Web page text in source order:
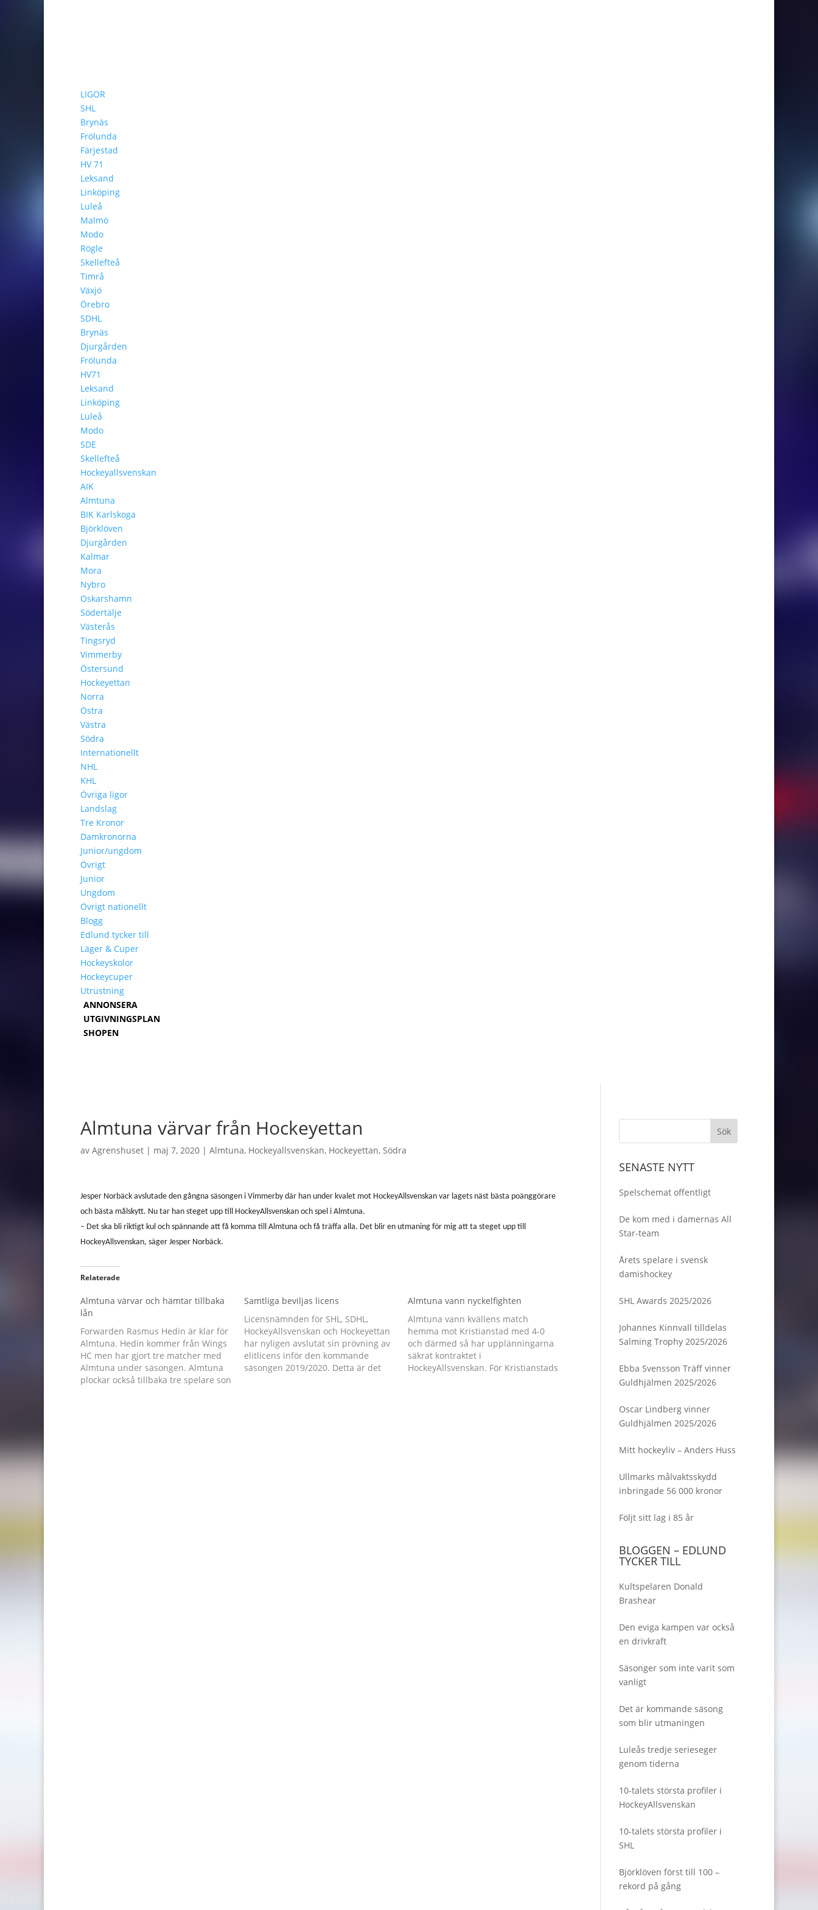
LIGOR
SHL
Brynäs
Frölunda
Färjestad
HV 71
Leksand
Linköping
Luleå
Malmö
Modo
Rögle
Skellefteå
Timrå
Växjö
Örebro
SDHL
Brynäs
Djurgården
Frölunda
HV71
Leksand
Linköping
Luleå
Modo
SDE
Skellefteå
Hockeyallsvenskan
AIK
Almtuna
BIK Karlskoga
Björklöven
Djurgården
Kalmar
Mora
Nybro
Oskarshamn
Södertälje
Västerås
Tingsryd
Vimmerby
Östersund
Hockeyettan
Norra
Östra
Västra
Södra
Internationellt
NHL
KHL
Övriga ligor
Landslag
Tre Kronor
Damkronorna
Junior/ungdom
Övrigt
Junior
Ungdom
Övrigt nationellt
Blogg
Edlund tycker till
Läger & Cuper
Hockeyskolor
Hockeycuper
Utrustning
ANNONSERA
UTGIVNINGSPLAN
SHOPEN
Almtuna värvar från Hockeyettan
av Agrenshuset | maj 7, 2020 | Almtuna, Hockeyallsvenskan, Hockeyettan, Södra
Jesper Norbäck avslutade den gångna säsongen i Vimmerby där han under kvalet mot HockeyAllsvenskan var lagets näst bästa poänggörare
och bästa målskytt. Nu tar han steget upp till HockeyAllsvenskan och spel i Almtuna.
– Det ska bli riktigt kul och spännande att få komma till Almtuna och få träffa alla. Det blir en utmaning för mig att ta steget upp till
HockeyAllsvenskan, säger Jesper Norbäck.
Relaterade
Almtuna värvar och hämtar tillbaka
lån
Forwarden Rasmus Hedin är klar för
Almtuna. Hedin kommer från Wings
HC men har gjort tre matcher med
Almtuna under säsongen. Almtuna
plockar också tillbaka tre spelare son
Samtliga beviljas licens
Licensnämnden för SHL, SDHL,
HockeyAllsvenskan och Hockeyettan
har nyligen avslutat sin prövning av
elitlicens inför den kommande
säsongen 2019/2020. Detta är det
Almtuna vann nyckelfighten
Almtuna vann kvällens match
hemma mot Kristianstad med 4-0
och därmed så har upplänningarna
säkrat kontraktet i
HockeyAllsvenskan. För Kristianstads
SENASTE NYTT
Spelschemat offentligt
De kom med i damernas All
Star-team
Årets spelare i svensk
damishockey
SHL Awards 2025/2026
Johannes Kinnvall tilldelas
Salming Trophy 2025/2026
Ebba Svensson Träff vinner
Guldhjälmen 2025/2026
Oscar Lindberg vinner
Guldhjälmen 2025/2026
Mitt hockeyliv – Anders Huss
Ullmarks målvaktsskydd
inbringade 56 000 kronor
Följt sitt lag i 85 år
BLOGGEN – EDLUND
TYCKER TILL
Kultspelaren Donald
Brashear
Den eviga kampen var också
en drivkraft
Säsonger som inte varit som
vanligt
Det är kommande säsong
som blir utmaningen
Luleås tredje serieseger
genom tiderna
10-talets största profiler i
HockeyAllsvenskan
10-talets största profiler i
SHL
Björklöven först till 100 –
rekord på gång